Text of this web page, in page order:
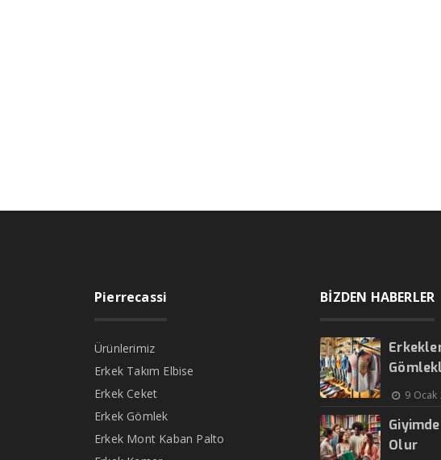
Pierrecassi
Ürünlerimiz
Erkek Takım Elbise
Erkek Ceket
Erkek Gömlek
Erkek Mont Kaban Palto
BİZDEN HABERLER
9 Ocak
Olur